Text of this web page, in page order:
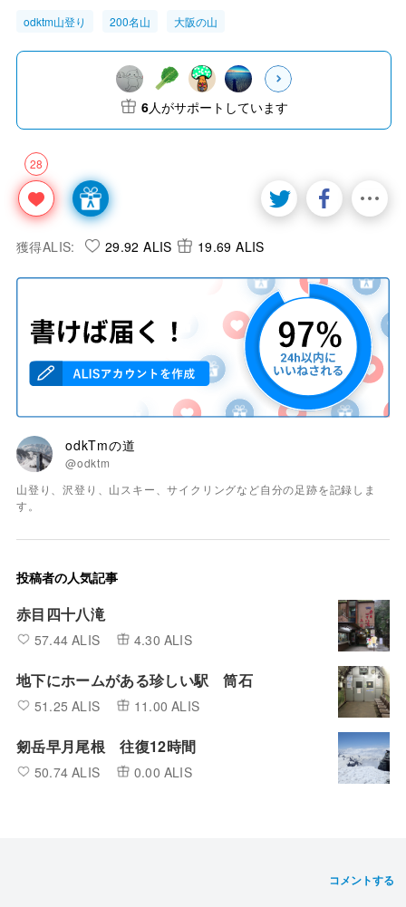
odktm山登り 200名山 大阪の山
28
6人がサポートしています
獲得ALIS: 29.92 ALIS 19.69 ALIS
odkTmの道
@odktm
山登り、沢登り、山スキー、サイクリングなど自分の足跡を記録しま
す。
投稿者の人気記事
赤目四十八滝
57.44 ALIS 4.30 ALIS
地下にホームがある珍しい駅 筒石
51.25 ALIS 11.00 ALIS
剱岳早月尾根 往復12時間
50.74 ALIS 0.00 ALIS
コメントする